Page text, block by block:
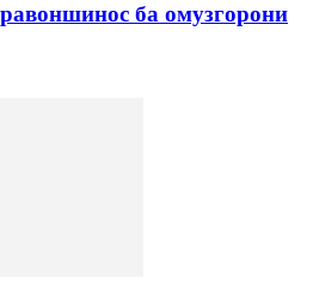
ба омузгорони